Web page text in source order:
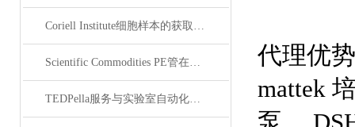
Coriell Institute细胞样本的获取与应用指南
Scientific Commodities PE管在环保实验中的作用
TEDPella服务与实验室自动化设备的整合
代理优
mattek